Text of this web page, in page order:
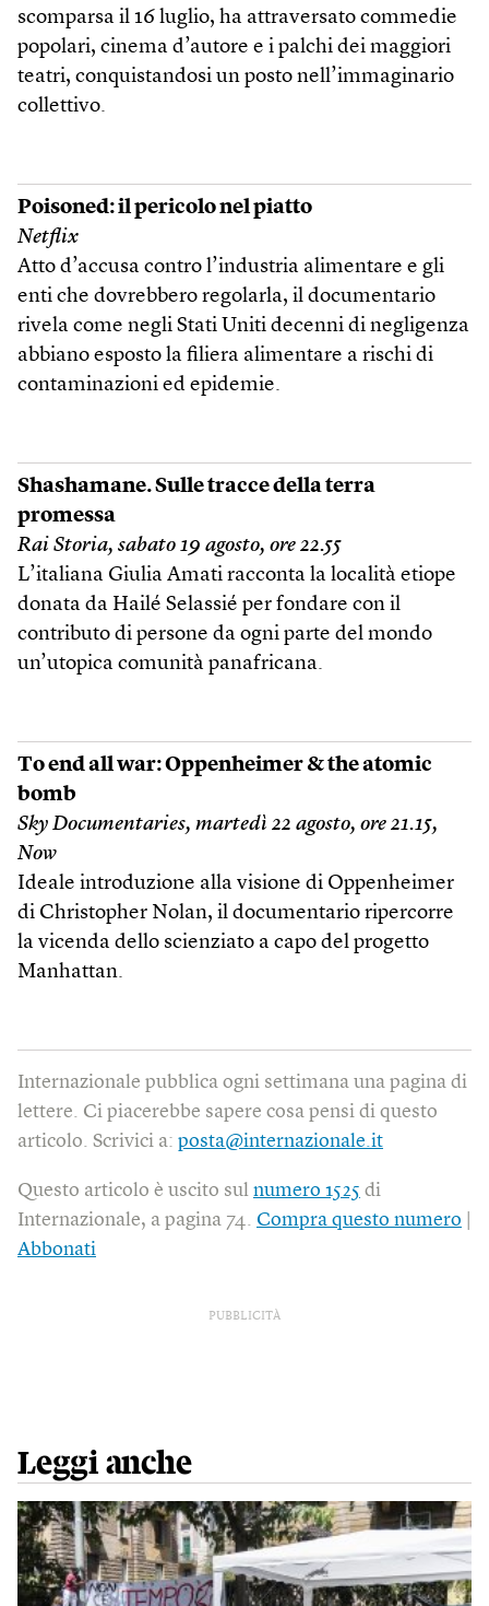
scomparsa il 16 luglio, ha attraversato commedie
popolari, cinema d’autore e i palchi dei maggiori
teatri, conquistandosi un posto nell’immaginario
collettivo.
Poisoned: il pericolo nel piatto
Netflix
Atto d’accusa contro l’industria alimentare e gli
enti che dovrebbero regolarla, il documentario
rivela come negli Stati Uniti decenni di negligenza
abbiano esposto la filiera alimentare a rischi di
contaminazioni ed epidemie.
Shashamane. Sulle tracce della terra
promessa
Rai Storia, sabato 19 agosto, ore 22.55
L’italiana Giulia Amati racconta la località etiope
donata da Hailé Selassié per fondare con il
contributo di persone da ogni parte del mondo
un’utopica comunità panafricana.
To end all war: Oppenheimer & the atomic
bomb
Sky Documentaries, martedì 22 agosto, ore 21.15,
Now
Ideale introduzione alla visione di Oppenheimer
di Christopher Nolan, il documentario ripercorre
la vicenda dello scienziato a capo del progetto
Manhattan.
Internazionale pubblica ogni settimana una pagina di
lettere. Ci piacerebbe sapere cosa pensi di questo
articolo. Scrivici a: posta@internazionale.it
Questo articolo è uscito sul numero 1525 di
Internazionale, a pagina 74. Compra questo numero
Abbonati
PUBBLICITÀ
Leggi anche